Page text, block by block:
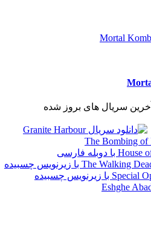
آخرین سریال های بروز شده